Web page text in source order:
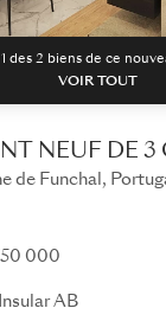
des 2 biens de ce
VOIR TOUT
NEUF DE 3
de Funchal,
000
AB